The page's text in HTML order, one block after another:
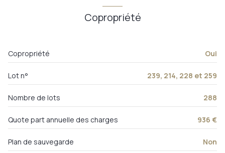
interphone
salle de bain
WC
1.07 m²
dégagement
4.1 m²
garage
18 m²
cave
5.6 m²
Copropriété
Copropriété Oui
Lot n° 239, 214, 228 et 259
Nombre de lots 288
Quote part annuelle des charges 936 €
Plan de sauvegarde Non